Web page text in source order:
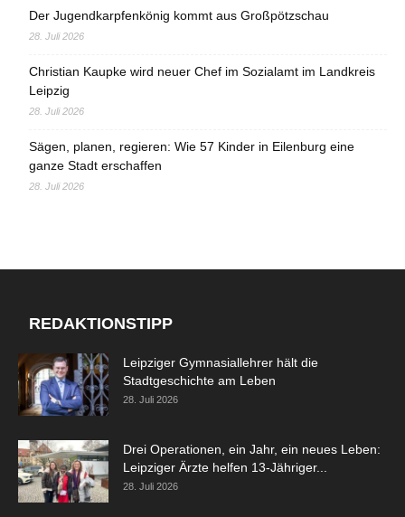
Der Jugendkarpfenkönig kommt aus Großpötzschau
28. Juli 2026
Christian Kaupke wird neuer Chef im Sozialamt im Landkreis
Leipzig
28. Juli 2026
Sägen, planen, regieren: Wie 57 Kinder in Eilenburg eine
ganze Stadt erschaffen
28. Juli 2026
REDAKTIONSTIPP
Leipziger Gymnasiallehrer hält die
Stadtgeschichte am Leben
28. Juli 2026
Drei Operationen, ein Jahr, ein neues Leben:
Leipziger Ärzte helfen 13-Jähriger...
28. Juli 2026